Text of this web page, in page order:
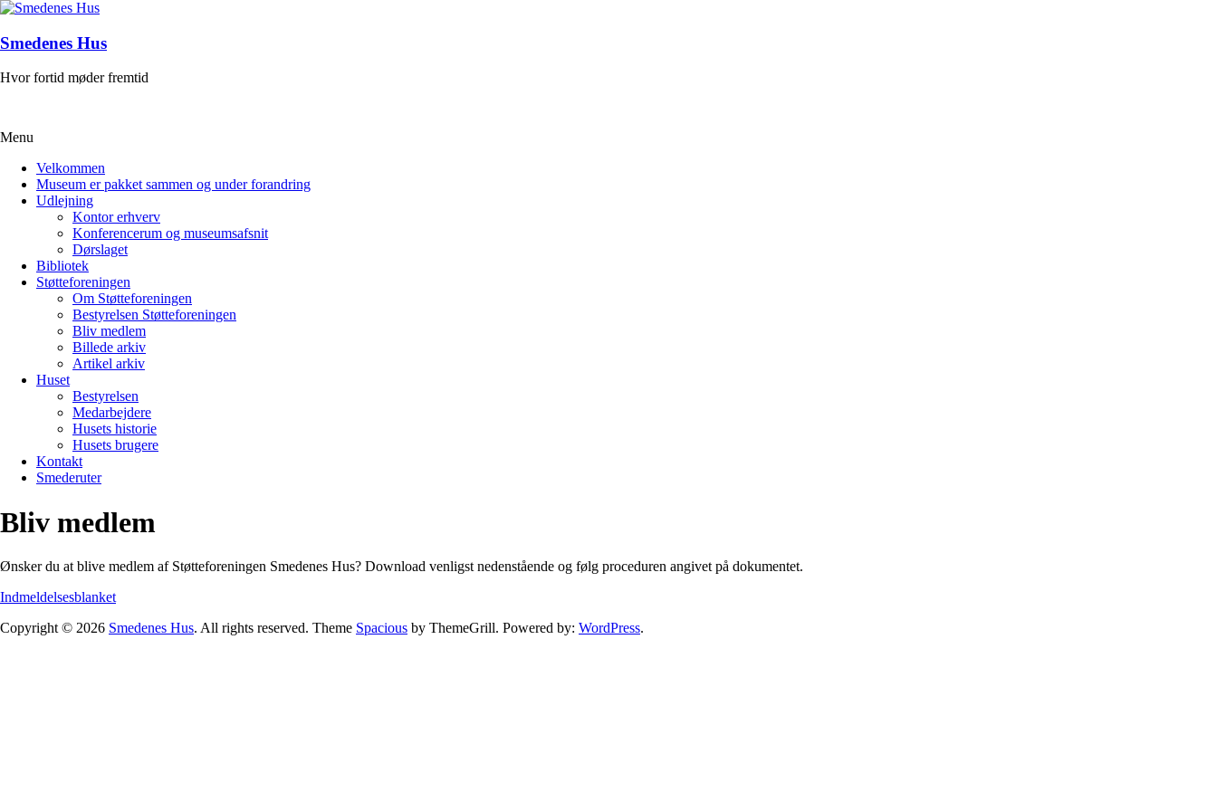
Skip
content
Smedenes Hus
Hvor fortid møder fremtid
Menu
Velkommen
Museum er pakket sammen og under forandring
Udlejning
Kontor erhverv
Konferencerum og museumsafsnit
Dørslaget
Bibliotek
Støtteforeningen
Om Støtteforeningen
Bestyrelsen Støtteforeningen
Bliv medlem
Billede arkiv
Artikel arkiv
Huset
Bestyrelsen
Medarbejdere
Husets historie
Husets brugere
Kontakt
Smederuter
Bliv medlem
Ønsker du at blive medlem af Støtteforeningen Smedenes Hus? Download venligst nedenstående og følg proceduren angivet på dokumentet.
Indmeldelsesblanket
Copyright © 2026 Smedenes Hus. All rights reserved. Theme Spacious by ThemeGrill. Powered by: WordPress.